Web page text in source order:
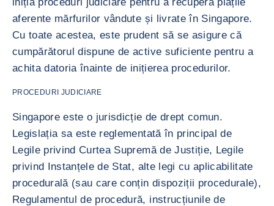
aferente mărfurilor vândute și livrate în Singapore.
Cu toate acestea, este prudent să se asigure că
cumpărătorul dispune de active suficiente pentru a
achita datoria înainte de inițierea procedurilor.
PROCEDURI JUDICIARE
Singapore este o jurisdicție de drept comun.
Legislația sa este reglementată în principal de
Legile privind Curtea Supremă de Justiție, Legile
privind Instanțele de Stat, alte legi cu aplicabilitate
procedurală (sau care conțin dispoziții procedurale),
Regulamentul de procedură, instrucțiunile de